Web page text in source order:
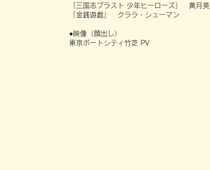
「三国志ブラスト 少年ヒーローズ」 黄月英
「金銭遊戯」 クララ・シューマン
●映像（顔出し）
東京ポートシティ竹芝 PV